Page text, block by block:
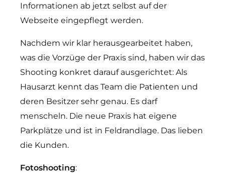
Informationen ab jetzt selbst auf der
Webseite eingepflegt werden.
Nachdem wir klar herausgearbeitet haben,
was die Vorzüge der Praxis sind, haben wir das
Shooting konkret darauf ausgerichtet: Als
Hausarzt kennt das Team die Patienten und
deren Besitzer sehr genau. Es darf
menscheln. Die neue Praxis hat eigene
Parkplätze und ist in Feldrandlage. Das lieben
die Kunden.
Fotoshooting: